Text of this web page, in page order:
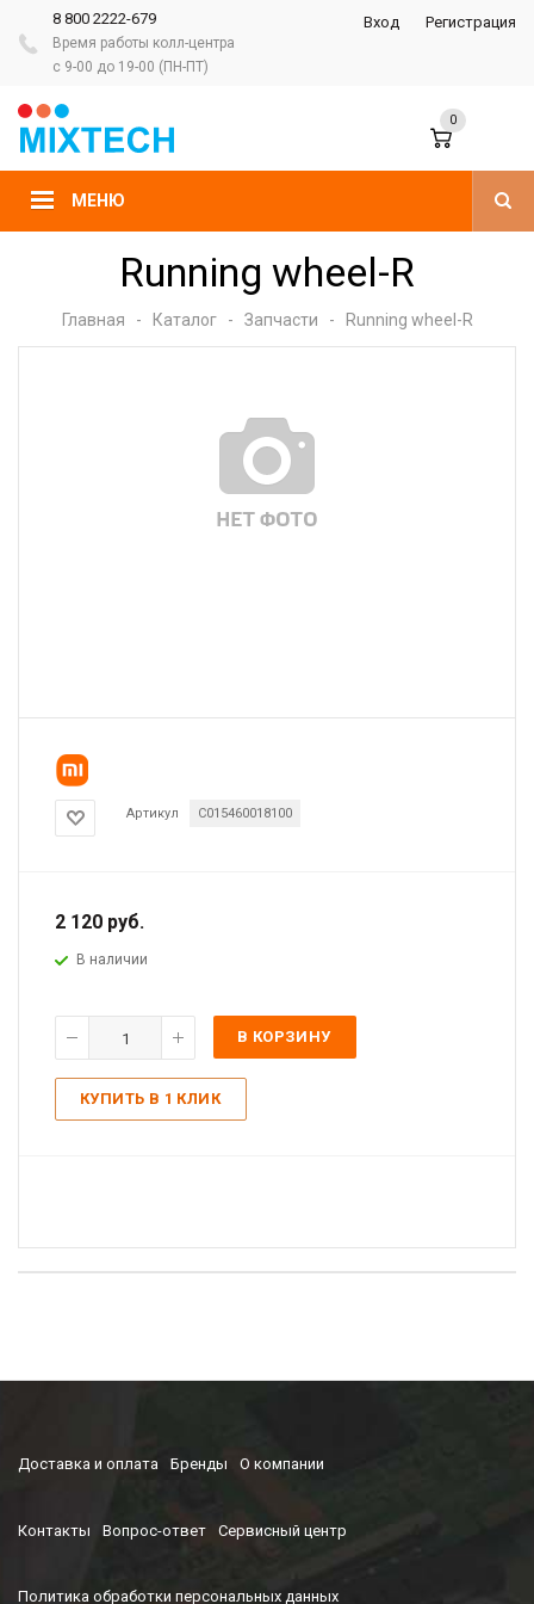
8 800 2222-679
Время работы колл-центра
с 9-00 до 19-00 (ПН-ПТ)
Вход Регистрация
МЕНЮ
0
Running wheel-R
Главная - Каталог - Запчасти - Running wheel-R
Артикул C015460018100
2 120 руб.
В наличии
В КОРЗИНУ
КУПИТЬ В 1 КЛИК
Доставка и оплата Бренды О компании
Контакты Вопрос-ответ Сервисный центр
Политика обработки персональных данных